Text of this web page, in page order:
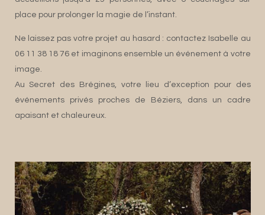
place pour prolonger la magie de l’instant.
Ne laissez pas votre projet au hasard : contactez Isabelle au
06 11 38 18 76 et imaginons ensemble un événement à votre
image.
Au Secret des Brégines, votre lieu d’exception pour des
événements privés proches de Béziers, dans un cadre
apaisant et chaleureux.